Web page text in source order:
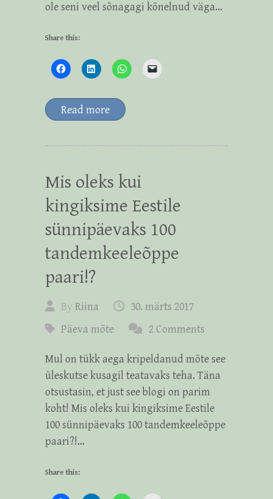
ole seni veel sõnagagi kõnelnud väga…
Share this:
Read more
Mis oleks kui
kingiksime Eestile
sünnipäevaks 100
tandemkeeleõppe
paari!?
By Riina
30. märts 2017
Päeva mõte
2 Comments
Mul on tükk aega kripeldanud mõte see
üleskutse kusagil teatavaks teha. Täna
otsustasin, et just see blogi on parim
koht! Mis oleks kui kingiksime Eestile
100 sünnipäevaks 100 tandemkeeleõppe
paari?!…
Share this: